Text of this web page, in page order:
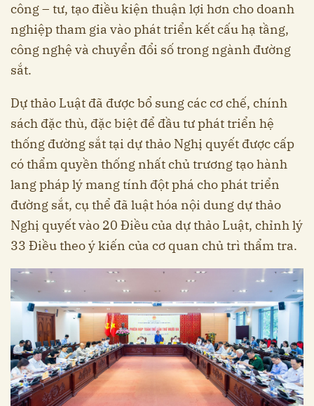
công – tư, tạo điều kiện thuận lợi hơn cho doanh
nghiệp tham gia vào phát triển kết cấu hạ tầng,
công nghệ và chuyển đổi số trong ngành đường
sắt.
Dự thảo Luật đã được bổ sung các cơ chế, chính
sách đặc thù, đặc biệt để đầu tư phát triển hệ
thống đường sắt tại dự thảo Nghị quyết được cấp
có thẩm quyền thống nhất chủ trương tạo hành
lang pháp lý mang tính đột phá cho phát triển
đường sắt, cụ thể đã luật hóa nội dung dự thảo
Nghị quyết vào 20 Điều của dự thảo Luật, chỉnh lý
33 Điều theo ý kiến của cơ quan chủ trì thẩm tra.